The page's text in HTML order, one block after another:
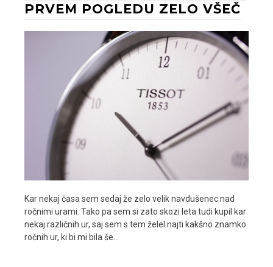
PRVEM POGLEDU ZELO VŠEČ
Kar nekaj časa sem sedaj že zelo velik navdušenec nad
ročnimi urami. Tako pa sem si zato skozi leta tudi kupil kar
nekaj različnih ur, saj sem s tem želel najti kakšno znamko
ročnih ur, ki bi mi bila še…